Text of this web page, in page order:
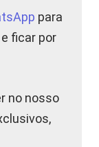
para
ficar por
no nosso